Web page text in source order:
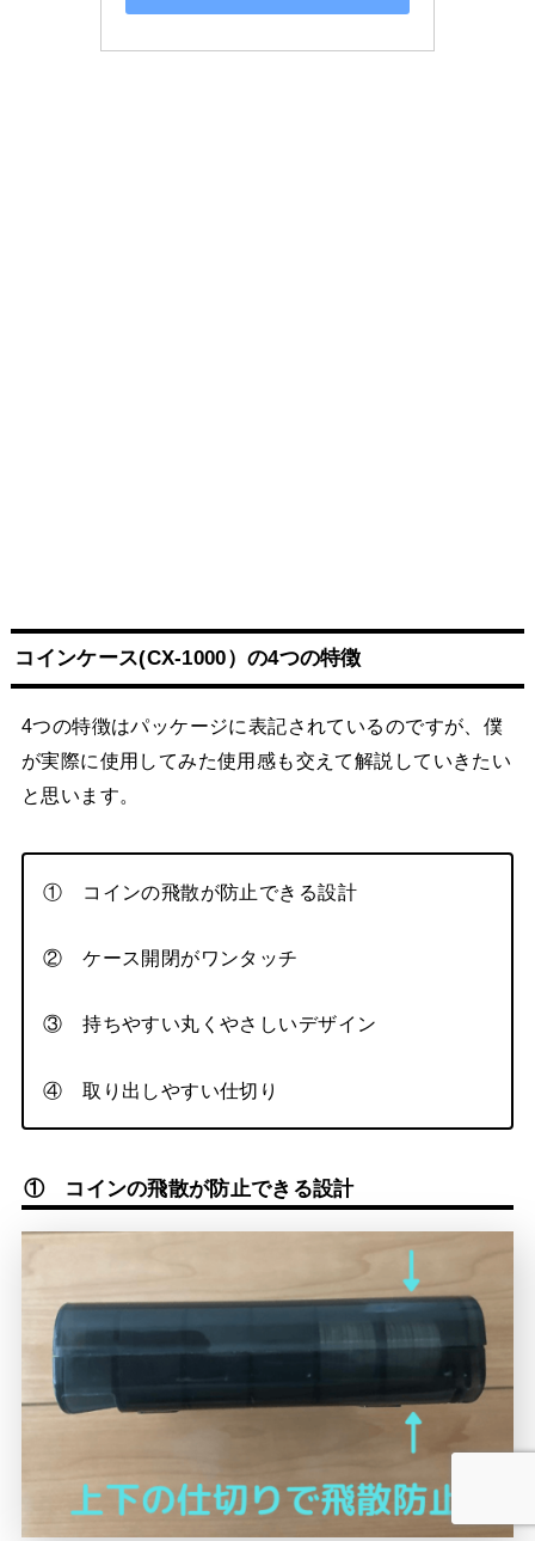
コインケース(CX-1000）の4つの特徴
4つの特徴はパッケージに表記されているのですが、僕
が実際に使用してみた使用感も交えて解説していきたい
と思います。
① コインの飛散が防止できる設計
② ケース開閉がワンタッチ
③ 持ちやすい丸くやさしいデザイン
④ 取り出しやすい仕切り
① コインの飛散が防止できる設計